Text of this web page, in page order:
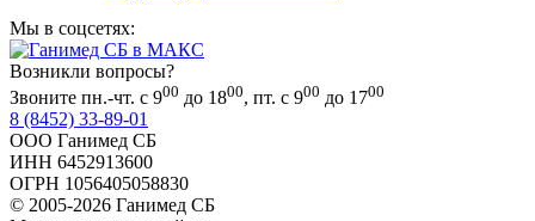
Мы в соцсетях:
Возникли вопросы?
Звоните пн.-чт. с 900 до 1800, пт. с 900 до 1700
8 (8452) 33-89-01
ООО Ганимед СБ
ИНН 6452913600
ОГРН 1056405058830
© 2005-2026 Ганимед СБ